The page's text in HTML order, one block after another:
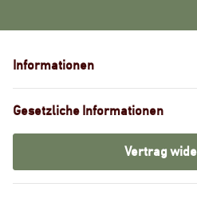
Informationen
Gesetzliche Informationen
Vertrag